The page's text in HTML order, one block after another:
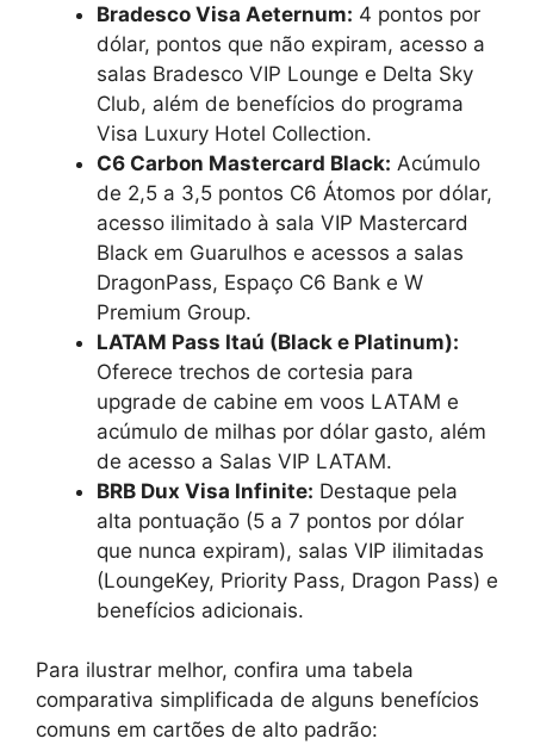
Bradesco Visa Aeternum: 4 pontos por
dólar, pontos que não expiram, acesso a
salas Bradesco VIP Lounge e Delta Sky
Club, além de benefícios do programa
Visa Luxury Hotel Collection.
C6 Carbon Mastercard Black: Acúmulo
de 2,5 a 3,5 pontos C6 Átomos por dólar,
acesso ilimitado à sala VIP Mastercard
Black em Guarulhos e acessos a salas
DragonPass, Espaço C6 Bank e W
Premium Group.
LATAM Pass Itaú (Black e Platinum):
Oferece trechos de cortesia para
upgrade de cabine em voos LATAM e
acúmulo de milhas por dólar gasto, além
de acesso a Salas VIP LATAM.
BRB Dux Visa Infinite: Destaque pela
alta pontuação (5 a 7 pontos por dólar
que nunca expiram), salas VIP ilimitadas
(LoungeKey, Priority Pass, Dragon Pass) e
benefícios adicionais.
Para ilustrar melhor, confira uma tabela
comparativa simplificada de alguns benefícios
comuns em cartões de alto padrão: